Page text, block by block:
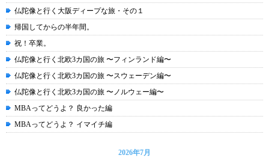
仏陀像と行く大阪ディープな旅・その１
帰国してからの半年間。
祝！卒業。
仏陀像と行く北欧3カ国の旅 〜フィンランド編〜
仏陀像と行く北欧3カ国の旅 〜スウェーデン編〜
仏陀像と行く北欧3カ国の旅 〜ノルウェー編〜
MBAってどうよ？ 良かった編
MBAってどうよ？ イマイチ編
2026年7月